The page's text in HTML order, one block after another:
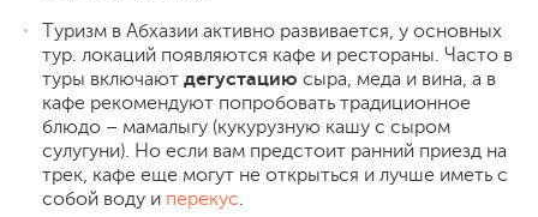
Туризм в Абхазии активно развивается, у основных
тур. локаций появляются кафе и рестораны. Часто в
туры включают дегустацию сыра, меда и вина, а в
кафе рекомендуют попробовать традиционное
блюдо – мамалыгу (кукурузную кашу с сыром
сулугуни). Но если вам предстоит ранний приезд на
трек, кафе еще могут не открыться и лучше иметь с
собой воду и перекус.